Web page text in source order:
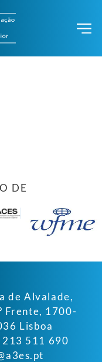
DE
de Alvalade,
Frente, 1700-
Lisboa
511 690